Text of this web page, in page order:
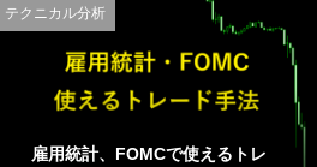
テクニカル分析
雇用統計、FOMCで使えるトレ